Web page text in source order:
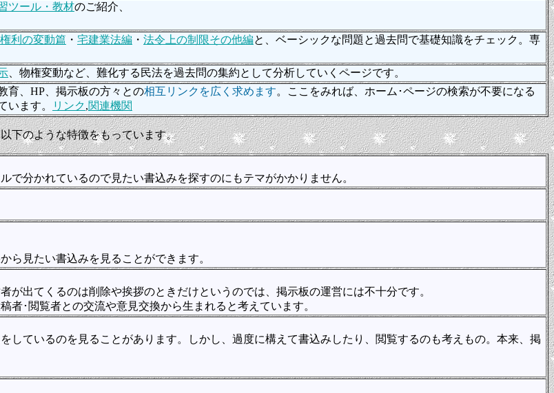
ツール・教材のご紹介、
権利の変動篇 ・ 宅建業法編 ・ 法令上の制限その他編と、ベーシックな問題と過去問で基礎知識をチェック。専
、物権変動など、難化する民法を過去問の集約として分析していくページです。
育、HP、掲示板の方々との相互リンクを広く求めます。ここをみれば、ホーム･ページの検索が不要になる
います。
リンク,関連機関
下のような特徴をもっています。
分かれているので見たい書込みを探すのにもテマがかかりません。
見たい書込みを見ることができます。
出てくるのは削除や挨拶のときだけというのでは、掲示板の運営には不十分です。
･閲覧者との交流や意見交換から生まれると考えています。
ているのを見ることがあります。しかし、過度に構えて書込みしたり、閲覧するのも考えもの。本来、掲